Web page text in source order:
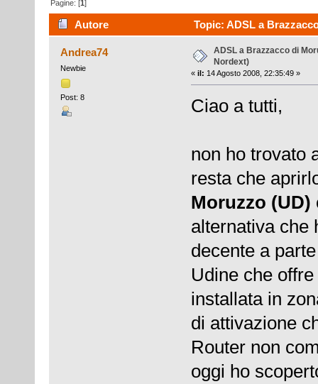
Pagine: [1]
Autore Topic: ADSL a
Andrea74
Newbie
Post: 8
ADSL a Brazzacco di
Nordext)
« il: 14 Agosto 2008, 22:35:49 »
Ciao a tutti,
non ho trovato
resta che
Moruzzo (UD)
alternativa che
decente a
Udine che
installata in
di attivazione
Router non
oggi ho